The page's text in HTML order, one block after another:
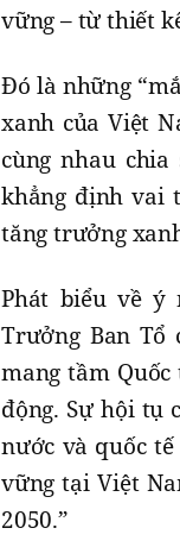
vững – từ thiết
Đó là những
xanh của Việt
cùng nhau
khẳng định vai
tăng trưởng
Phát biểu về ý
Trưởng Ban Tổ
mang tầm
động. Sự hội tụ
nước và quốc
vững tại Việt
2050.”